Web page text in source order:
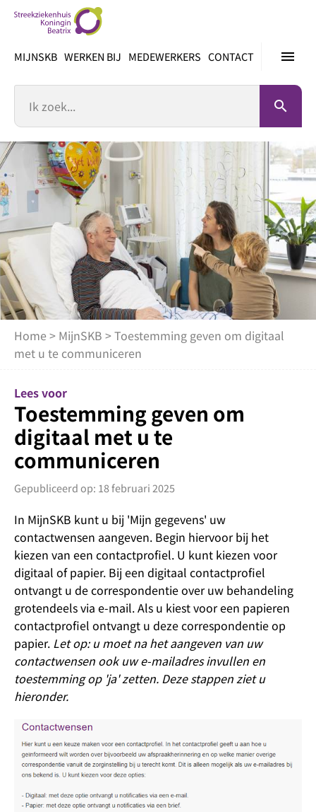
inhoud
menu
MIJNSKB WERKEN BIJ MEDEWERKERS CONTACT
search
Home > MijnSKB > Toestemming geven om digitaal
met u te communiceren
Lees voor
Toestemming geven om
digitaal met u te
communiceren
Gepubliceerd op: 18 februari 2025
In MijnSKB kunt u bij 'Mijn gegevens' uw
contactwensen aangeven. Begin hiervoor bij het
kiezen van een contactprofiel. U kunt kiezen voor
digitaal of papier. Bij een digitaal contactprofiel
ontvangt u de correspondentie over uw behandeling
grotendeels via e-mail. Als u kiest voor een papieren
contactprofiel ontvangt u deze correspondentie op
papier. Let op: u moet na het aangeven van uw
contactwensen ook uw e-mailadres invullen en
toestemming op 'ja' zetten. Deze stappen ziet u
hieronder.